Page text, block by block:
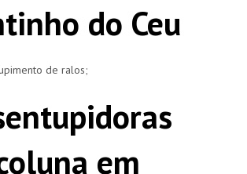
do Ceu
de ralos;
em